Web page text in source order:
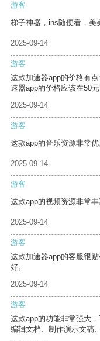
游客
梯子神器，ins随便看，美
2025-09-14
游客
这款加速器app的价格有
速器app的价格应该在50元
2025-09-14
游客
这款app的音乐资源非常
2025-09-14
游客
这款app的视频资源非常
2025-09-14
游客
这款加速器app的客服很
好。
2025-09-14
游客
这款app的功能非常强大
编辑文档、制作演示文稿